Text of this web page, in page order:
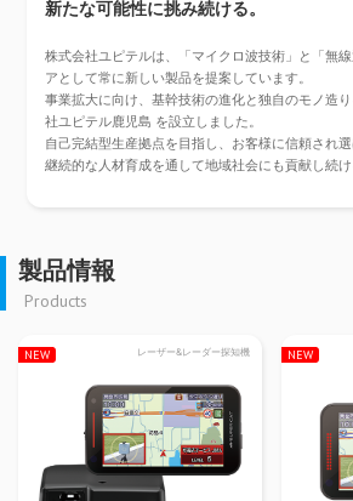
新たな可能性に挑み続ける。
株式会社ユピテルは、「マイクロ波技術」と「無
アとして常に新しい製品を提案しています。
事業拡大に向け、基幹技術の進化と独自のモノ造
社ユピテル鹿児島 を設立しました。
自己完結型生産拠点を目指し、お客様に信頼され選
継続的な人材育成を通して地域社会にも貢献し続け
製品情報
Products
レーザー&レーダー探知機